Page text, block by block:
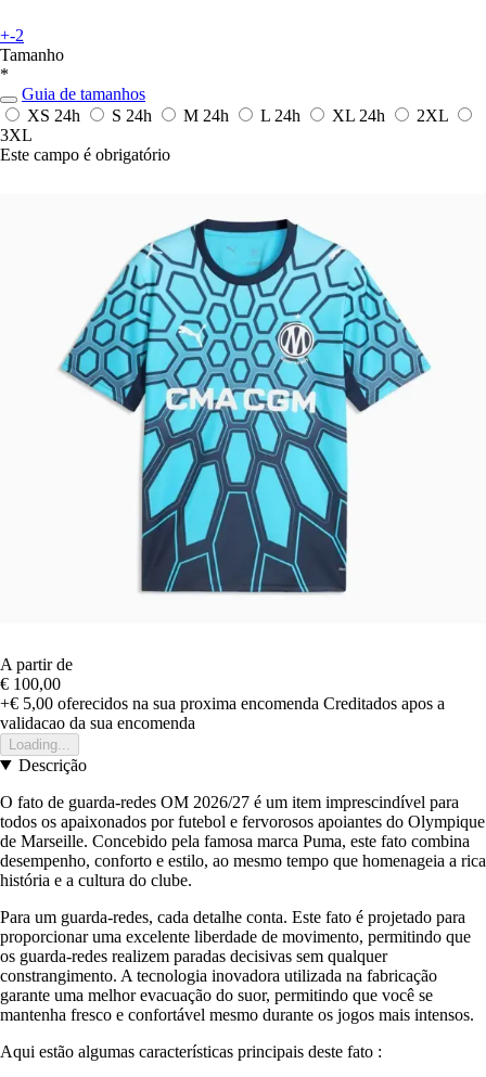
+-2
Tamanho
*
Guia de tamanhos
XS 24h S 24h M 24h L 24h XL 24h
2XL
3XL
Este campo é obrigatório
A partir de
€ 100,00
+€ 5,00 oferecidos na sua proxima encomenda Creditados apos a
validacao da sua encomenda
Loading...
Descrição
O fato de guarda-redes OM 2026/27 é um item imprescindível para
todos os apaixonados por futebol e fervorosos apoiantes do Olympique
de Marseille. Concebido pela famosa marca Puma, este fato combina
desempenho, conforto e estilo, ao mesmo tempo que homenageia a rica
história e a cultura do clube.
Para um guarda-redes, cada detalhe conta. Este fato é projetado para
proporcionar uma excelente liberdade de movimento, permitindo que
os guarda-redes realizem paradas decisivas sem qualquer
constrangimento. A tecnologia inovadora utilizada na fabricação
garante uma melhor evacuação do suor, permitindo que você se
mantenha fresco e confortável mesmo durante os jogos mais intensos.
Aqui estão algumas características principais deste fato :